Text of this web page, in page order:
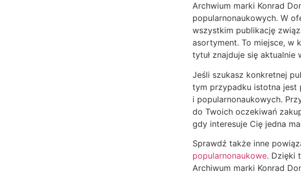
Archwium marki Konrad
popularnonaukowych. W
wszystkim publikację
asortyment. To miejsce, w
tytuł znajduje się aktualnie
Jeśli szukasz konkretnej
tym przypadku istotna jest
i popularnonaukowych.
do Twoich oczekiwań
gdy interesuje Cię jedna
Sprawdź także inne
popularnonaukowe. Dzięki
Archiwum marki Konrad